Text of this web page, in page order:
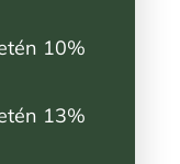
10%
13%